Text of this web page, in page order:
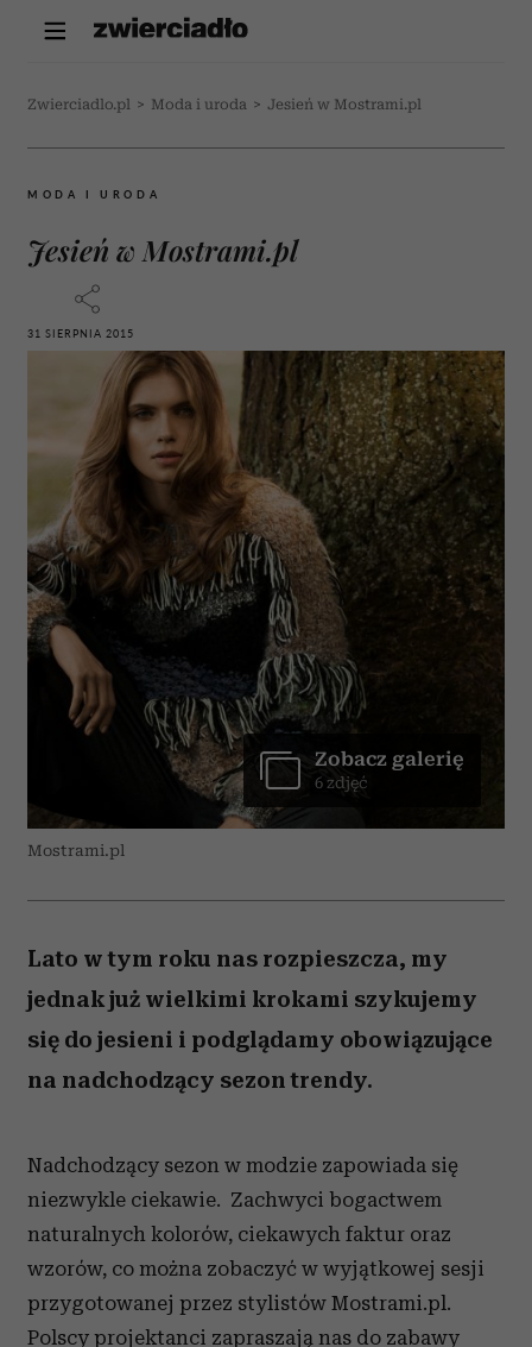
Zwierciadlo.pl > Moda i uroda > Jesień w Mostrami.pl
MODA I URODA
Jesień w Mostrami.pl
31 SIERPNIA 2015
Mostrami.pl
Zobacz galerię
6 zdjęć
Lato w tym roku nas rozpieszcza, my
jednak już wielkimi krokami szykujemy
się do jesieni i podglądamy obowiązujące
na nadchodzący sezon trendy.
Nadchodzący sezon w modzie zapowiada się
niezwykle ciekawie. Zachwyci bogactwem
naturalnych kolorów, ciekawych faktur oraz
wzorów, co można zobaczyć w wyjątkowej sesji
przygotowanej przez stylistów Mostrami.pl.
Polscy projektanci zapraszają nas do zabawy